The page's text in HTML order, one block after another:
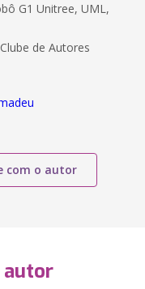
G1 Unitree, UML,
de Autores
com o autor
autor